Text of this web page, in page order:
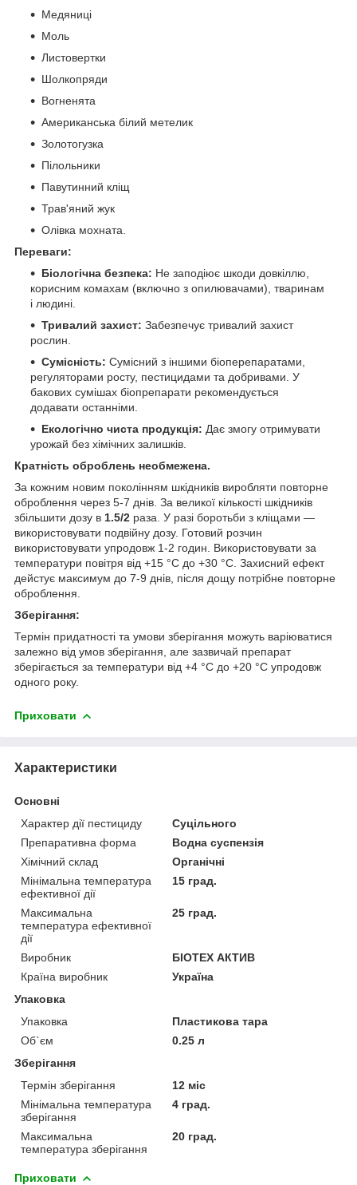
Медяниці
Моль
Листовертки
Шолкопряди
Вогненята
Американська білий метелик
Золотогузка
Пілольники
Павутинний кліщ
Трав'яний жук
Олівка мохната.
Переваги:
Біологічна безпека: Не заподіює шкоди довкіллю,
корисним комахам (включно з опилювачами), тваринам
і людині.
Тривалий захист: Забезпечує тривалий захист
рослин.
Сумісність: Сумісний з іншими біоперепаратами,
регуляторами росту, пестицидами та добривами. У
бакових сумішах біопрепарати рекомендується
додавати останніми.
Екологічно чиста продукція: Дає змогу отримувати
урожай без хімічних залишків.
Кратність оброблень необмежена.
За кожним новим поколінням шкідників виробляти повторне
оброблення через 5-7 днів. За великої кількості шкідників
збільшити дозу в 1.5/2 раза. У разі боротьби з кліщами —
використовувати подвійну дозу. Готовий розчин
використовувати упродовж 1-2 годин. Використовувати за
температури повітря від +15 °C до +30 °C. Захисний ефект
дейстує максимум до 7-9 днів, після дощу потрібне повторне
оброблення.
Зберігання:
Термін придатності та умови зберігання можуть варіюватися
залежно від умов зберігання, але зазвичай препарат
зберігається за температури від +4 °C до +20 °C упродовж
одного року.
Приховати
Характеристики
Основні
Характер дії пестициду
Суцільного
Препаративна форма
Водна суспензія
Хімічний склад
Органічні
Мінімальна температура
ефективної дії
15 град.
Максимальна
температура ефективної
дії
25 град.
Виробник
БІОТЕХ АКТИВ
Країна виробник
Україна
Упаковка
Упаковка
Пластикова тара
Об`єм
0.25 л
Зберігання
Термін зберігання
12 міс
Мінімальна температура
зберігання
4 град.
Максимальна
температура зберігання
20 град.
Приховати